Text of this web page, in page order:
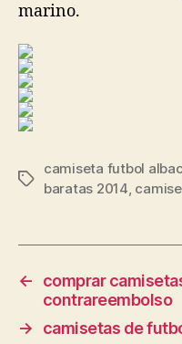
marino.
Etiquetas
camiseta futbol
baratas 2014
←
comprar
contrareembolso
→
camisetas de